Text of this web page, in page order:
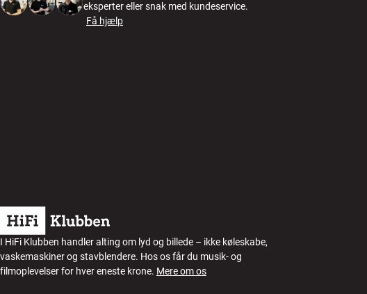
eksperter eller snak med kundeservice.
Få hjælp
I HiFi Klubben handler alting om lyd og billede – ikke køleskabe,
vaskemaskiner og stavblendere. Hos os får du musik- og
filmoplevelser for hver eneste krone. Mere om os